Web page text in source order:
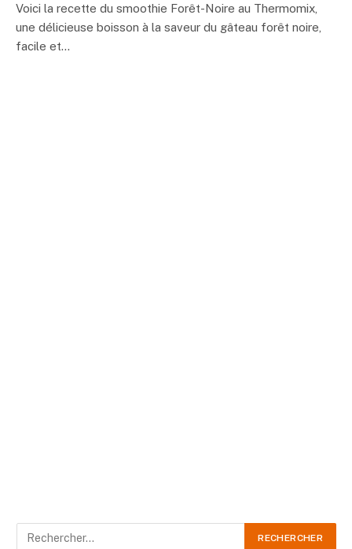
Voici la recette du smoothie Forêt-Noire au Thermomix,
une délicieuse boisson à la saveur du gâteau forêt noire,
facile et…